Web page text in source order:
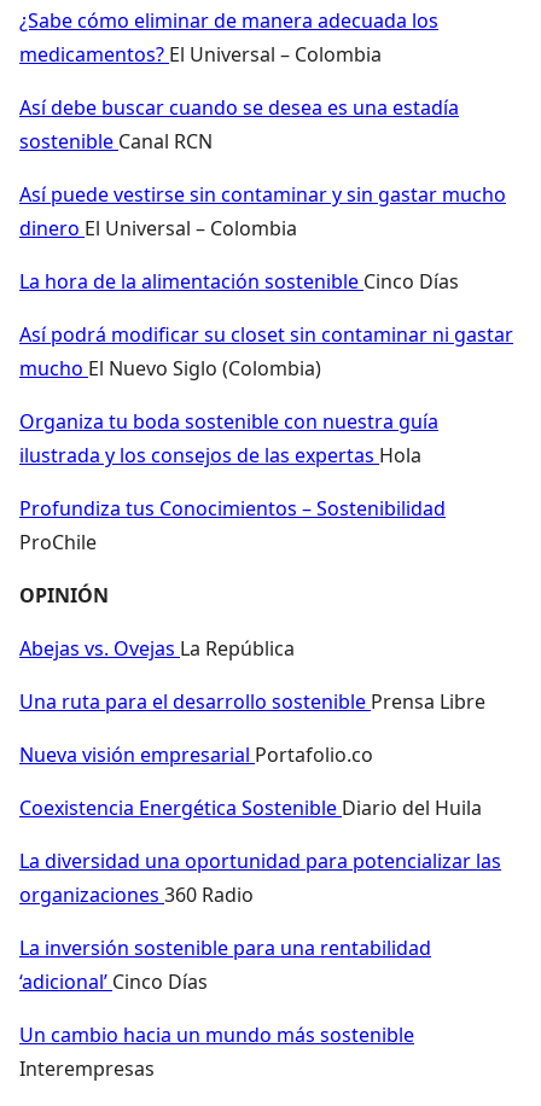
¿Sabe cómo eliminar de manera adecuada los
medicamentos? El Universal – Colombia
Así debe buscar cuando se desea es una estadía
sostenible Canal RCN
Así puede vestirse sin contaminar y sin gastar mucho
dinero El Universal – Colombia
La hora de la alimentación sostenible Cinco Días
Así podrá modificar su closet sin contaminar ni gastar
mucho El Nuevo Siglo (Colombia)
Organiza tu boda sostenible con nuestra guía
ilustrada y los consejos de las expertas Hola
Profundiza tus Conocimientos – Sostenibilidad
ProChile
OPINIÓN
Abejas vs. Ovejas La República
Una ruta para el desarrollo sostenible Prensa Libre
Nueva visión empresarial Portafolio.co
Coexistencia Energética Sostenible Diario del Huila
La diversidad una oportunidad para potencializar las
organizaciones 360 Radio
La inversión sostenible para una rentabilidad
‘adicional’ Cinco Días
Un cambio hacia un mundo más sostenible
Interempresas